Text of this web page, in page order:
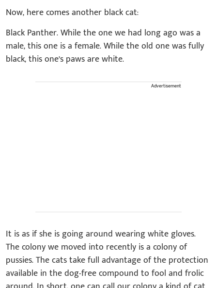
Now, here comes another black cat:
Black Panther. While the one we had long ago was a
male, this one is a female. While the old one was fully
black, this one’s paws are white.
Advertisement
It is as if she is going around wearing white gloves.
The colony we moved into recently is a colony of
pussies. The cats take full advantage of the protection
available in the dog-free compound to fool and frolic